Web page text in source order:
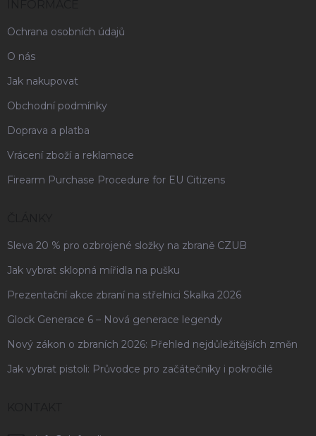
Ochrana osobních údajů
O nás
Jak nakupovat
Obchodní podmínky
Doprava a platba
Vrácení zboží a reklamace
Firearm Purchase Procedure for EU Citizens
Sleva 20 % pro ozbrojené složky na zbraně CZUB
Jak vybrat sklopná mířidla na pušku
Prezentační akce zbraní na střelnici Skalka 2026
Glock Generace 6 – Nová generace legendy
Nový zákon o zbraních 2026: Přehled nejdůležitějších změn
Jak vybrat pistoli: Průvodce pro začátečníky i pokročilé